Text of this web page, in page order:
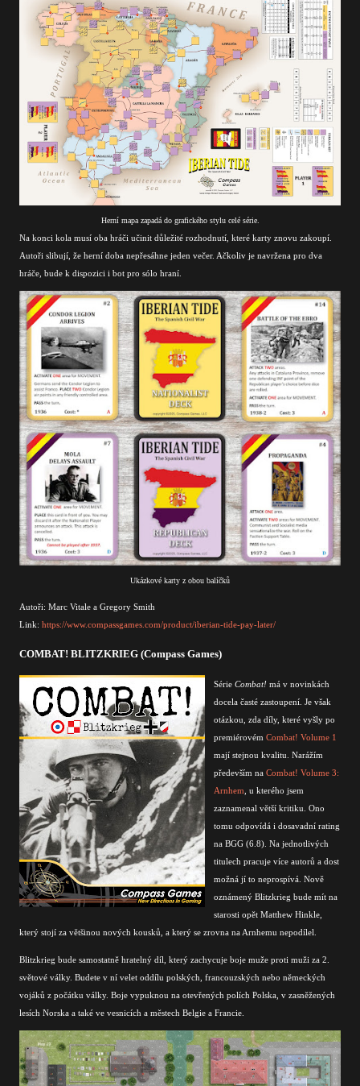
Herní mapa zapadá do grafického stylu celé série.
Na konci kola musí oba hráči učinit důležité rozhodnutí, které karty znovu zakoupí.
Autoři slibují, že herní doba nepřesáhne jeden večer. Ačkoliv je navržena pro dva
hráče, bude k dispozici i bot pro sólo hraní.
Ukázkové karty z obou balíčků
Autoři: Marc Vitale a Gregory Smith
Link: https://www.compassgames.com/product/iberian-tide-pay-later/
COMBAT! BLITZKRIEG (Compass Games)
SérieCombat! má v novinkách
docela časté zastoupení. Je však
otázkou, zda díly, které vyšly po
premiérovémCombat! Volume 1
mají stejnou kvalitu. Narážím
především naCombat! Volume 3:
Arnhem, u kterého jsem
zaznamenal větší kritiku. Ono
tomu odpovídá i dosavadní rating
na BGG (6.8). Na jednotlivých
titulech pracuje více autorů a dost
možná jí to neprospívá. Nově
oznámený Blitzkrieg bude mít na
starosti opět Matthew Hinkle,
který stojí za většinou nových kousků, a který se zrovna na Arnhemu nepodílel.
Blitzkrieg bude samostatně hratelný díl, který zachycuje boje muže proti muži za 2.
světové války. Budete v ní velet oddílu polských, francouzských nebo německých
vojáků z počátku války. Boje vypuknou na otevřených polích Polska, v zasněžených
lesích Norska a také ve vesnicích a městech Belgie a Francie.